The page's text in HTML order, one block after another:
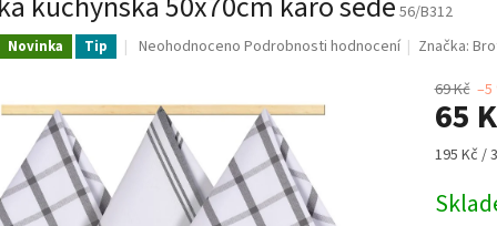
56/B312
Novinka Tip
Průměrné
je
0,0
z
hvězdiček.
Neohodnoceno Podrobnosti hodnocení Značka:
69 Kč –5
65
Měrná
195 Kč /